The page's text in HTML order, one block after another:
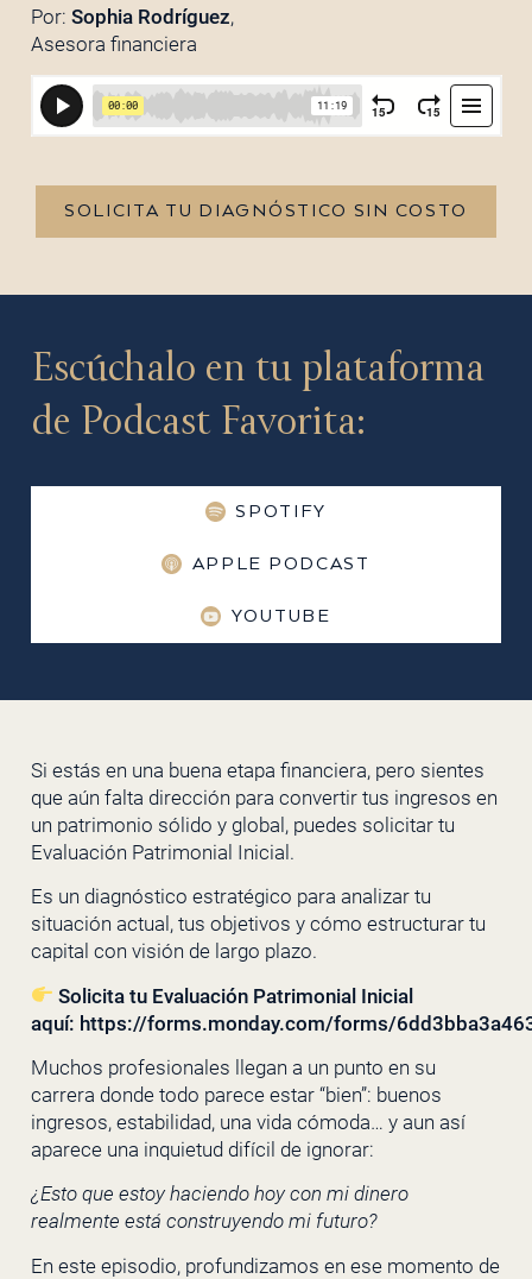
Por: Sophia Rodríguez,
Asesora financiera
SOLICITA TU DIAGNÓSTICO SIN COSTO
Escúchalo en tu plataforma
de Podcast Favorita:
SPOTIFY
APPLE PODCAST
YOUTUBE
Si estás en una buena etapa financiera, pero sientes
que aún falta dirección para convertir tus ingresos en
un patrimonio sólido y global, puedes solicitar tu
Evaluación Patrimonial Inicial.
Es un diagnóstico estratégico para analizar tu
situación actual, tus objetivos y cómo estructurar tu
capital con visión de largo plazo.
Solicita tu Evaluación Patrimonial Inicial
aquí: https://forms.monday.com/forms/
Muchos profesionales llegan a un punto en su
carrera donde todo parece estar “bien”: buenos
ingresos, estabilidad, una vida cómoda… y aun así
aparece una inquietud difícil de ignorar:
¿Esto que estoy haciendo hoy con mi dinero
realmente está construyendo mi futuro?
En este episodio, profundizamos en ese momento de